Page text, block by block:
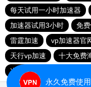
每天试用一小时加速器
加速器试用3小时
免
雷霆加速
vp加速器官
天行vp加速
十大免费
次玩下载站
永久免费使